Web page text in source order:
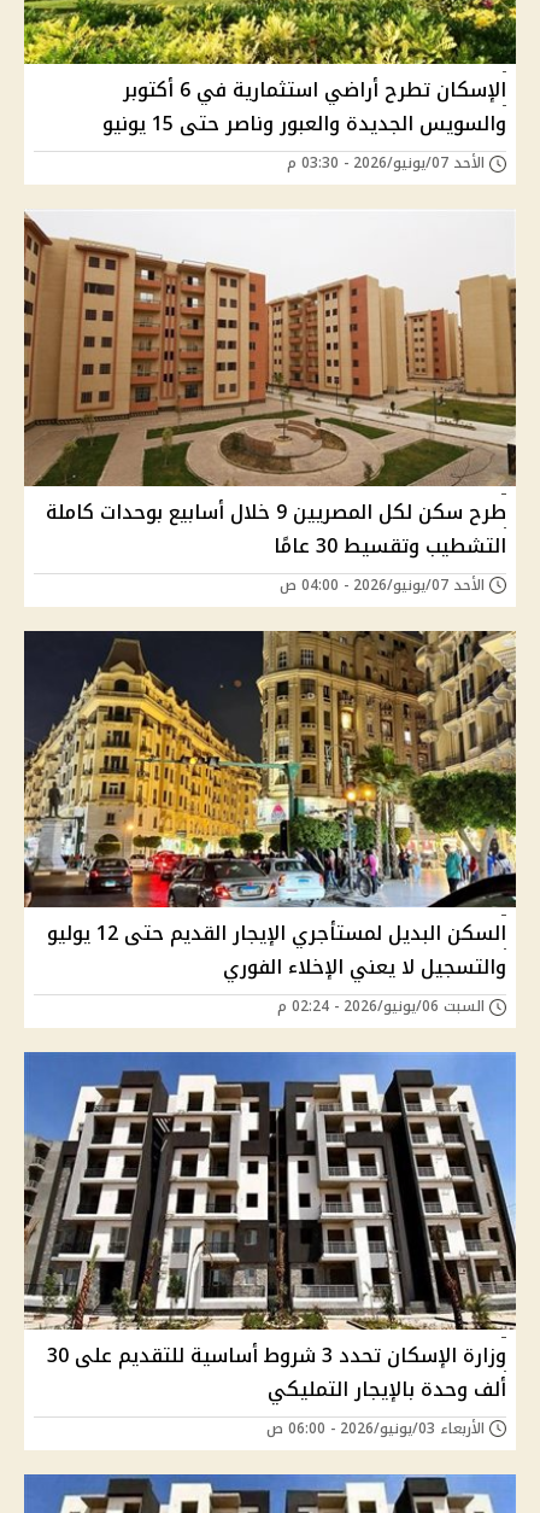
الإسكان تطرح أراضي استثمارية في 6 أكتوبر
والسويس الجديدة والعبور وناصر حتى 15 يونيو
الأحد 07/يونيو/2026 - 03:30 م
طرح سكن لكل المصريين 9 خلال أسابيع بوحدات كاملة
التشطيب وتقسيط 30 عامًا
الأحد 07/يونيو/2026 - 04:00 ص
السكن البديل لمستأجري الإيجار القديم حتى 12 يوليو
والتسجيل لا يعني الإخلاء الفوري
السبت 06/يونيو/2026 - 02:24 م
وزارة الإسكان تحدد 3 شروط أساسية للتقديم على 30
ألف وحدة بالإيجار التمليكي
الأربعاء 03/يونيو/2026 - 06:00 ص